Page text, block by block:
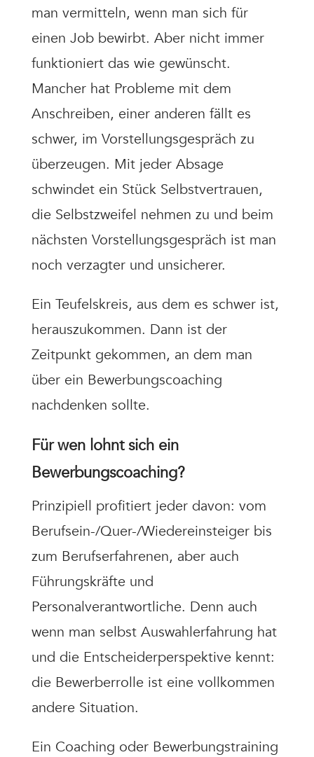
man vermitteln, wenn man sich für
einen Job bewirbt. Aber nicht immer
funktioniert das wie gewünscht.
Mancher hat Probleme mit dem
Anschreiben, einer anderen fällt es
schwer, im Vorstellungsgespräch zu
überzeugen. Mit jeder Absage
schwindet ein Stück Selbstvertrauen,
die Selbstzweifel nehmen zu und beim
nächsten Vorstellungsgespräch ist man
noch verzagter und unsicherer.
Ein Teufelskreis, aus dem es schwer ist,
herauszukommen. Dann ist der
Zeitpunkt gekommen, an dem man
über ein Bewerbungscoaching
nachdenken sollte.
Für wen lohnt sich ein
Bewerbungscoaching?
Prinzipiell profitiert jeder davon: vom
Berufsein-/Quer-/Wiedereinsteiger bis
zum Berufserfahrenen, aber auch
Führungskräfte und
Personalverantwortliche. Denn auch
wenn man selbst Auswahlerfahrung hat
und die Entscheiderperspektive kennt:
die Bewerberrolle ist eine vollkommen
andere Situation.
Ein Coaching oder Bewerbungstraining